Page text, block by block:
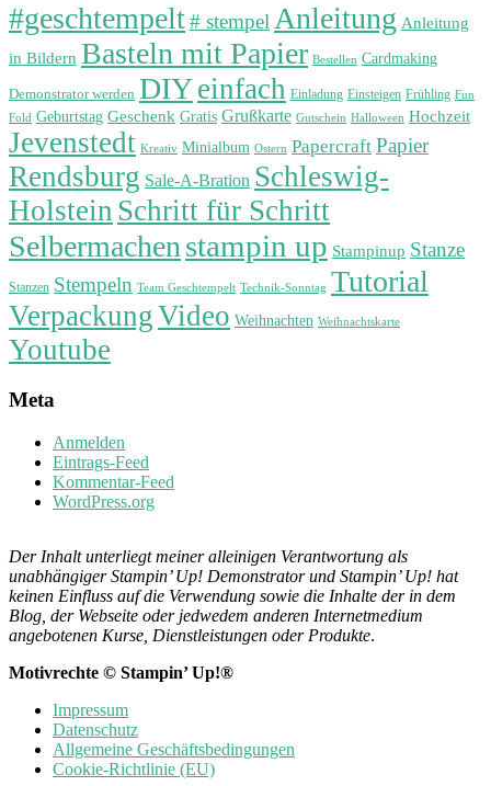
#geschtempelt# stempelAnleitung Anleitung
in Bildern Basteln mit Papier Bestellen Cardmaking
Demonstrator werden DIYeinfach Einladung Einsteigen Frühling Fun
Fold Geburtstag Geschenk Gratis Grußkarte Gutschein Halloween Hochzeit
Jevenstedt Kreativ Minialbum Ostern Papercraft Papier
Rendsburg Sale-A-Bration Schleswig-
Holstein Schritt für Schritt
Selbermachenstampin up Stampinup Stanze
Stanzen Stempeln Team Geschtempelt Technik-Sonntag Tutorial
VerpackungVideo Weihnachten Weihnachtskarte
Youtube
Meta
Anmelden
Eintrags-Feed
Kommentar-Feed
WordPress.org
Der Inhalt unterliegt meiner alleinigen Verantwortung als
unabhängiger Stampin’ Up! Demonstrator und Stampin’ Up! hat
keinen Einfluss auf die Verwendung sowie die Inhalte der in dem
Blog, der Webseite oder jedwedem anderen Internetmedium
angebotenen Kurse, Dienstleistungen oder Produkte.
Motivrechte © Stampin’ Up!®
Impressum
Datenschutz
Allgemeine Geschäftsbedingungen
Cookie-Richtlinie (EU)